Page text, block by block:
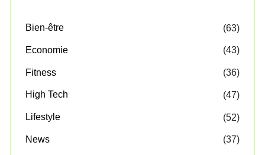
Bien-être (63)
Economie (43)
Fitness (36)
High Tech (47)
Lifestyle (52)
News (37)